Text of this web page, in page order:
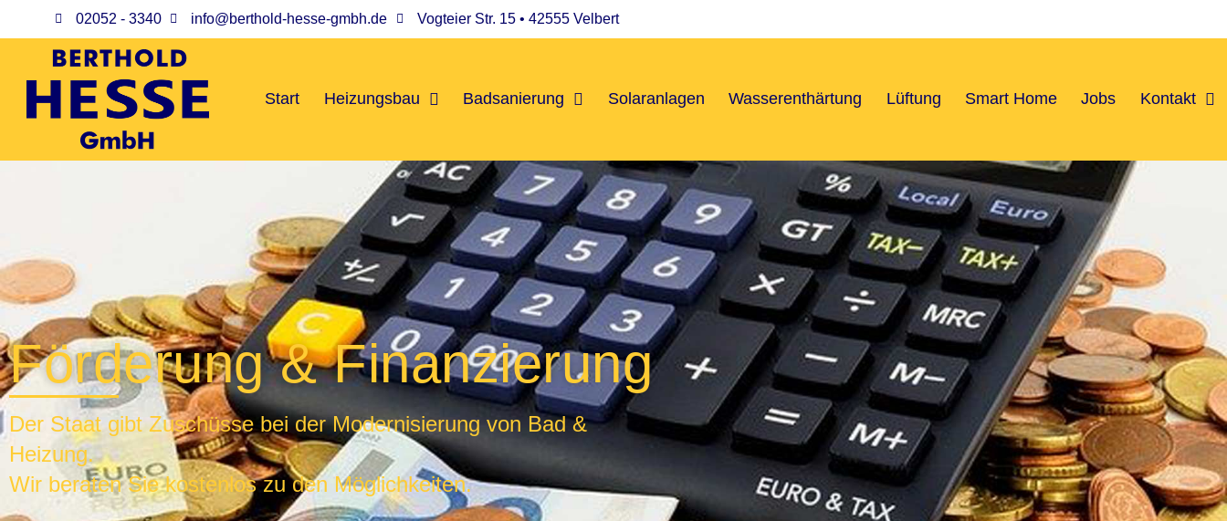
02052 - 3340 info@berthold-hesse-gmbh.de Vogteier Str. 15 • 42555 Velbert
Start Heizungsbau Badsanierung Solaranlagen Wasserenthärtung Lüftung Smart Home Jobs Kontakt
Förderung & Finanzierung
Der Staat gibt Zuschüsse bei der Modernisierung von Bad &
Heizung.
Wir beraten Sie kostenlos zu den Möglichkeiten.